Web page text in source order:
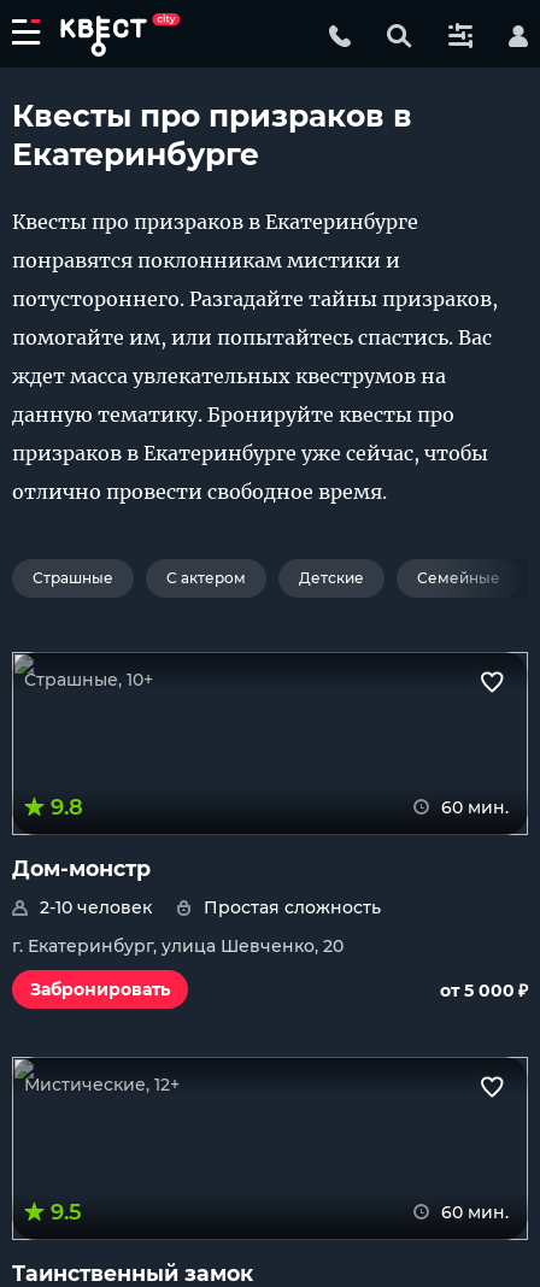
Квесты про призраков в
Екатеринбурге
Квесты про призраков в Екатеринбурге
понравятся поклонникам мистики и
потустороннего. Разгадайте тайны призраков,
помогайте им, или попытайтесь спастись. Вас
ждет масса увлекательных квеструмов на
данную тематику. Бронируйте квесты про
призраков в Екатеринбурге уже сейчас, чтобы
отлично провести свободное время.
Страшные С актером Детские Семейные
Страшные, 10+
9.8 60 мин.
Дом-монстр
2-10 человек
Простая сложность
г. Екатеринбург, улица Шевченко, 20
Забронировать
от 5 000 ₽
Мистические, 12+
9.5 60 мин.
Таинственный замок